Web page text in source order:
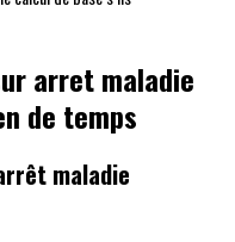
arret maladie
de temps
maladie